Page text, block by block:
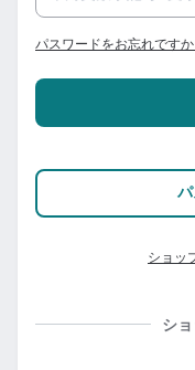
パスワードをお忘れですか
ショッ
シ